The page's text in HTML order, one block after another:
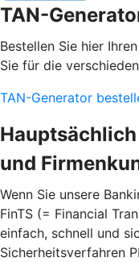
TAN-
Bestellen Sie hier
Sie für die
TAN-Generator
und
Wenn Sie unsere
FinTS (= Financial
einfach, schnell und
Sicherheitsverfahren